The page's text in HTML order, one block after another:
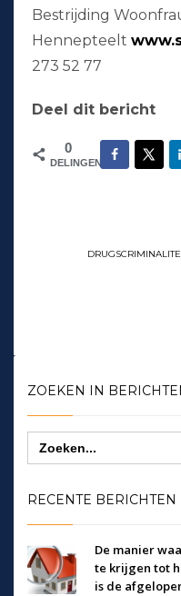
Bestrijding
Hennepteelt
273 52 77
Deel dit bericht
0
DELINGEN
ZOEKEN IN
Zoek
naar:
RECENTE BERICHTEN
De manier
te krijgen tot
is de